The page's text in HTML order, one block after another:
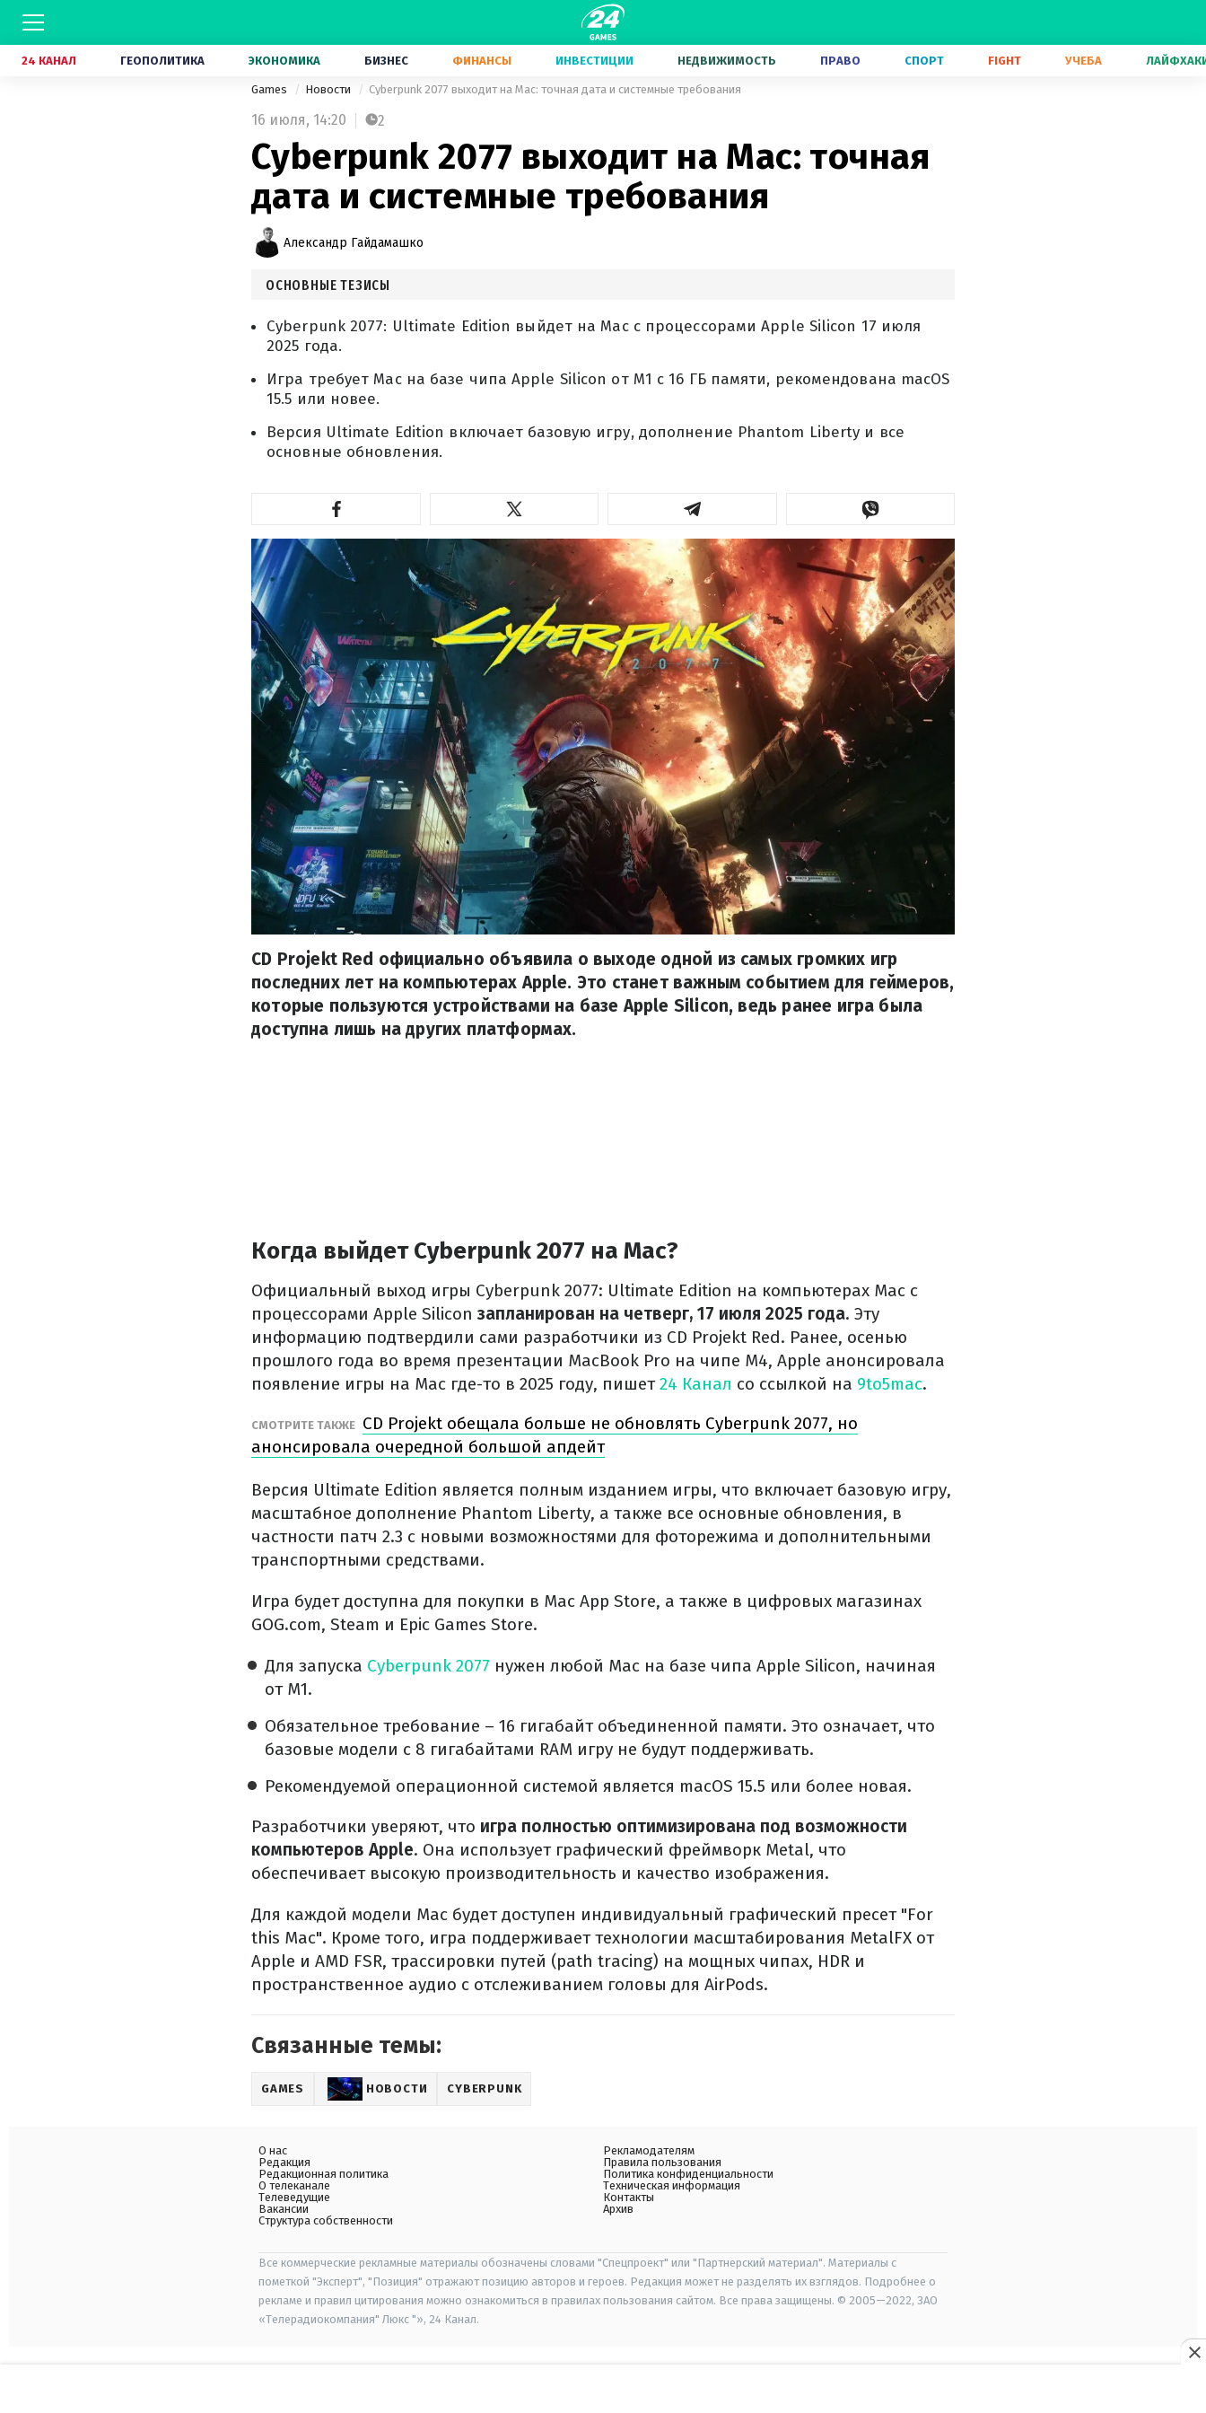
24 КАНАЛ ГЕОПОЛИТИКА ЭКОНОМИКА БИЗНЕС ФИНАНСЫ ИНВЕСТИЦИИ НЕДВИЖИМОСТЬ ПРАВО СПОРТ FIGHT УЧЕБА
Games Новости Cyberpunk 2077 выходит на Mac: точная дата и системные требования
16 июля, 14:20 2
Cyberpunk 2077 выходит на Mac: точная
дата и системные требования
Александр Гайдамашко
ОСНОВНЫЕ ТЕЗИСЫ
Cyberpunk 2077: Ultimate Edition выйдет на Mac с процессорами Apple Silicon 17 июля
2025 года.
Игра требует Mac на базе чипа Apple Silicon от M1 с 16 ГБ памяти, рекомендована macOS
15.5 или новее.
Версия Ultimate Edition включает базовую игру, дополнение Phantom Liberty и все
основные обновления.
CD Projekt Red официально объявила о выходе одной из самых громких игр
последних лет на компьютерах Apple. Это станет важным событием для геймеров,
которые пользуются устройствами на базе Apple Silicon, ведь ранее игра была
доступна лишь на других платформах.
Когда выйдет Cyberpunk 2077 на Mac?
Официальный выход игры Cyberpunk 2077: Ultimate Edition на компьютерах Mac с
процессорами Apple Siliconзапланирован на четверг, 17 июля 2025 года. Эту
информацию подтвердили сами разработчики из CD Projekt Red. Ранее, осенью
прошлого года во время презентации MacBook Pro на чипе M4, Apple анонсировала
появление игры на Mac где-то в 2025 году, пишет24 Канал со ссылкой на 9to5mac.
СМОТРИТЕ ТАКЖЕ CD Projekt обещала больше не обновлять Cyberpunk 2077, но
анонсировала очередной большой апдейт
Версия Ultimate Edition является полным изданием игры, что включает базовую игру,
масштабное дополнение Phantom Liberty, а также все основные обновления, в
частности патч 2.3 с новыми возможностями для фоторежима и дополнительными
транспортными средствами.
Игра будет доступна для покупки в Mac App Store, а также в цифровых магазинах
GOG.com, Steam и Epic Games Store.
Для запуска Cyberpunk 2077 нужен любой Mac на базе чипа Apple Silicon, начиная
от M1.
Обязательное требование – 16 гигабайт объединенной памяти. Это означает, что
базовые модели с 8 гигабайтами RAM игру не будут поддерживать.
Рекомендуемой операционной системой является macOS 15.5 или более новая.
Разработчики уверяют, что игра полностью оптимизирована под возможности
компьютеров Apple. Она использует графический фреймворк Metal, что
обеспечивает высокую производительность и качество изображения.
Для каждой модели Mac будет доступен индивидуальный графический пресет "For
this Mac". Кроме того, игра поддерживает технологии масштабирования MetalFX от
Apple и AMD FSR, трассировки путей (path tracing) на мощных чипах, HDR и
пространственное аудио с отслеживанием головы для AirPods.
Связанные темы:
GAMES НОВОСТИ CYBERPUNK
О нас
Редакция
Редакционная политика
О телеканале
Телеведущие
Вакансии
Структура собственности
Рекламодателям
Правила пользования
Политика конфиденциальности
Техническая информация
Контакты
Архив
Все коммерческие рекламные материалы обозначены словами "Спецпроект" или "Партнерский материал". Материалы с
пометкой "Эксперт", "Позиция" отражают позицию авторов и героев. Редакция может не разделять их взглядов. Подробнее о
рекламе и правил цитирования можно ознакомиться в правилах пользования сайтом. Все права защищены. © 2005—2022, ЗАО
«Телерадиокомпания" Люкс "», 24 Канал.